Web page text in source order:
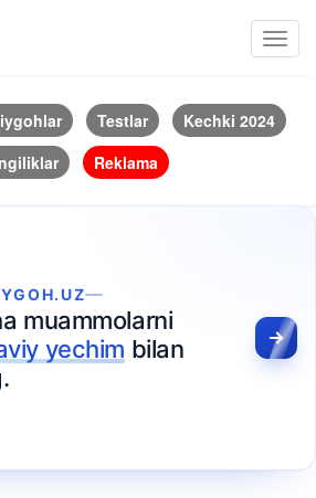
Testlar
Kechki 2024
Reklama
muammolarni
yechim bilan